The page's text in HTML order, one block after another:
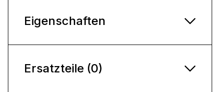
Eigenschaften
Ersatzteile (0)